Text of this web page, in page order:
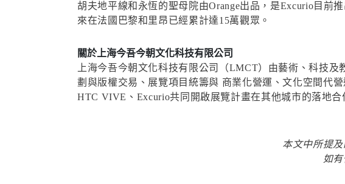
胡夫地平線和永恆的聖母院由Orange出品，是Excurio目前
來在法國巴黎和里昂已經累計達15萬觀眾。
關於上海今吾今朝文化科技有限公司
上海今吾今朝文化科技有限公司（LMCT）由藝術、科技
劃與版權交易、展覽項目統籌與 商業化營運、文化空間代
HTC VIVE、Excurio共同開啟展覽計畫在其他城市的落地合
本文中所提
如